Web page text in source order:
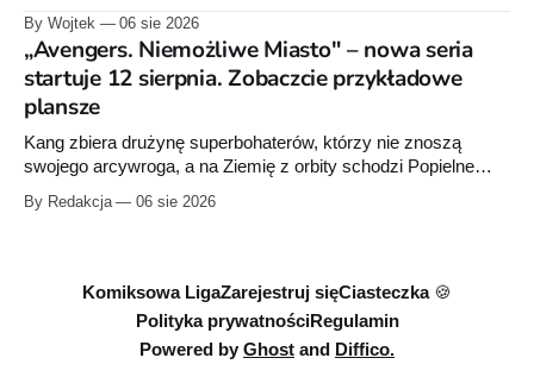
przygotowuje nową edycję albumu „Wróć do mnie, jeszcze
raz”, którego pierwsze wydanie ukazało się w 2015 roku.
By Wojtek 06 sie 2026
„Avengers. Niemożliwe Miasto" – nowa seria
startuje 12 sierpnia. Zobaczcie przykładowe
plansze
Kang zbiera drużynę superbohaterów, którzy nie znoszą
swojego arcywroga, a na Ziemię z orbity schodzi Popielne
Przymierze z królem Arturem na czele. Pierwszy tom nowej
serii Avengers autorstwa Jeda MacKaya trafia do sklepów 12
By Redakcja 06 sie 2026
Komiksowa LigaZarejestruj sięCiasteczka 🍪
Polityka prywatnościRegulamin
Powered by Ghost and Diffico.